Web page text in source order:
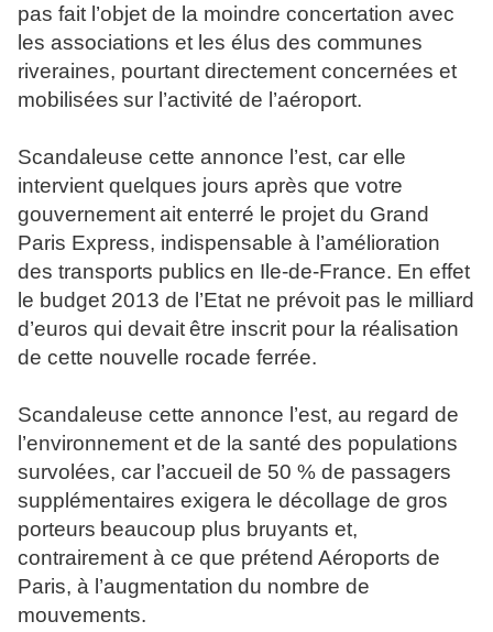
pas fait l’objet de la moindre concertation avec
les associations et les élus des communes
riveraines, pourtant directement concernées et
mobilisées sur l’activité de l’aéroport.
Scandaleuse cette annonce l’est, car elle
intervient quelques jours après que votre
gouvernementait enterré le projet du Grand
Paris Express, indispensable à l’amélioration
des transports publics en Ile-de-France. En effet
le budget 2013 de l’Etat ne prévoit pas le milliard
d’euros qui devaitêtre inscrit pour la réalisation
de cette nouvelle rocade ferrée.
Scandaleuse cette annonce l’est, au regard de
l’environnement et de la santé des populations
survolées, car l’accueil de 50 % de passagers
supplémentaires exigera le décollage de gros
porteurs beaucoup plus bruyants et,
contrairement à ce que prétend Aéroports de
Paris, à l’augmentation du nombre de
mouvements.